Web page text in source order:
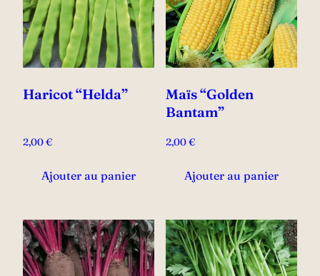
Haricot “Helda”
2,00€
Ajouter au panier
Maïs “Golden
Bantam”
2,00€
Ajouter au panier